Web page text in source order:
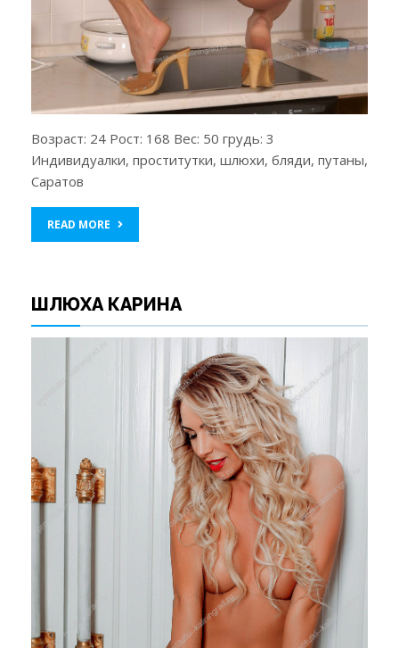
Возраст: 24 Рост: 168 Вес: 50 грудь: 3
Индивидуалки, проститутки, шлюхи, бляди, путаны,
Саратов
READ MORE
ШЛЮХА КАРИНА